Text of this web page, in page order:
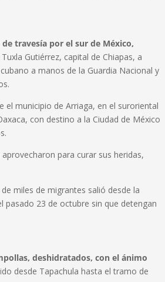
travesía por el sur de México,
Gutiérrez, capital de Chiapas, a
a manos de la Guardia Nacional y
el municipio de Arriaga, en el suroriental
con destino a la Ciudad de México
aprovecharon para curar sus heridas,
miles de migrantes salió desde la
pasado 23 de octubre sin que detengan
deshidratados, con el ánimo
desde Tapachula hasta el tramo de